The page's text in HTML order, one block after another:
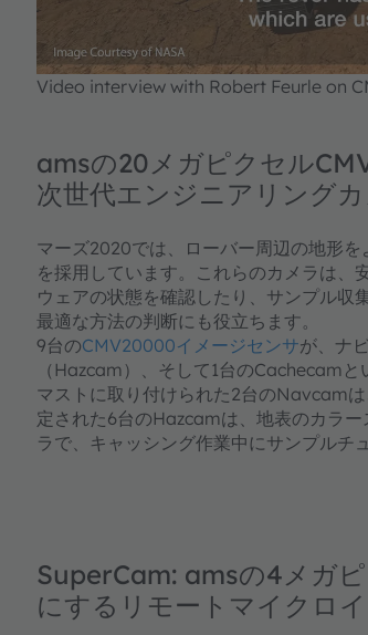
powered
Video interview with Robert Feurle on
amsの20メガピクセル
次世代エンジニアリング
マーズ2020では、ローバー周辺の地形
を採用しています。これらのカメラは、
ウェアの状態を確認したり、サンプル収
最適な方法の判断にも役立ちます。
9台のCMV20000イメージセンサが、ナ
（Hazcam）、そして1台のCachecam
マストに取り付けられた2台のNavcam
定された6台のHazcamは、地表のカラ
ラで、キャッシング作業中にサンプルチ
SuperCam: amsの4メガ
にするリモートマイクロ